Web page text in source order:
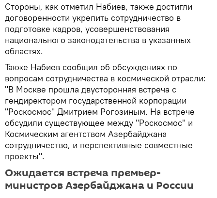
Стороны, как отметил Набиев, также достигли
договоренности укрепить сотрудничество в
подготовке кадров, усовершенствования
национального законодательства в указанных
областях.
Также Набиев сообщил об обсуждениях по
вопросам сотрудничества в космической отрасли:
"В Москве прошла двусторонняя встреча с
гендиректором государственной корпорации
"Роскосмос" Дмитрием Рогозиным. На встрече
обсудили существующее между "Роскосмос" и
Космическим агентством Азербайджана
сотрудничество, и перспективные совместные
проекты".
Ожидается встреча премьер-
министров Азербайджана и России